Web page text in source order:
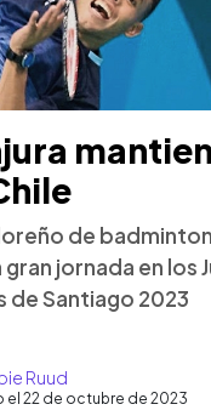
de
jornada en los
de Santiago 2023
Ruud
el 22 de octubre de 2023